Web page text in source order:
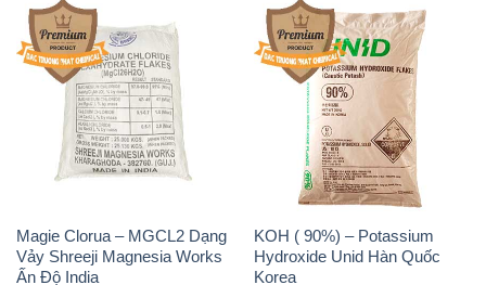
Magie Clorua – MGCL2 Dạng
Vảy Shreeji Magnesia Works
Ấn Độ India
KOH ( 90%) – Potassium
Hydroxide Unid Hàn Quốc
Korea